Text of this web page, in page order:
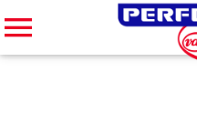
Cerca nel sito